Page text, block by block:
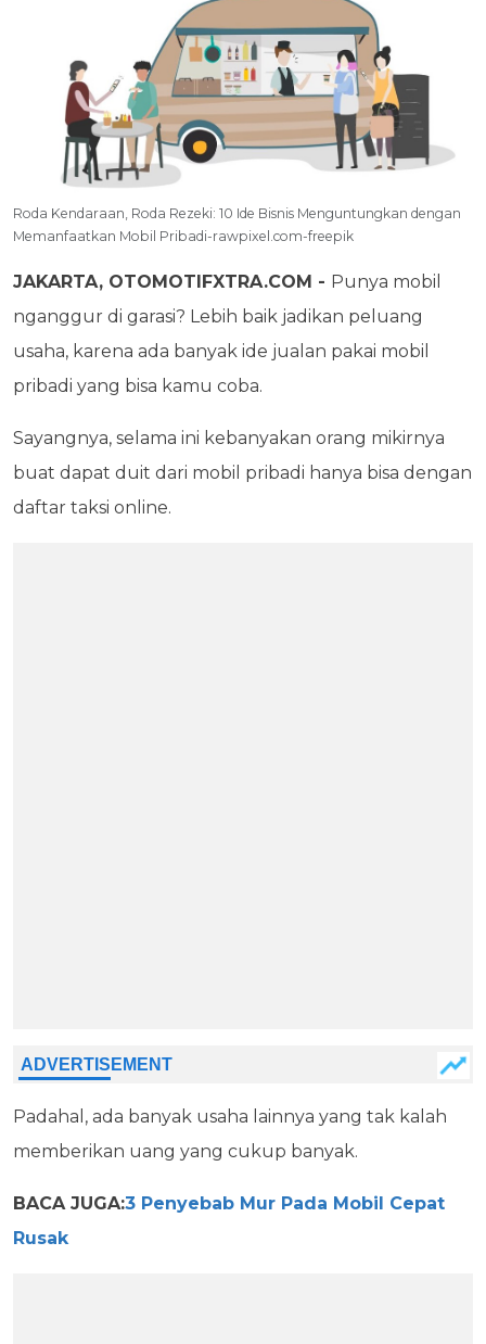
Roda Kendaraan, Roda Rezeki: 10 Ide Bisnis Menguntungkan dengan
Memanfaatkan Mobil Pribadi-rawpixel.com-freepik
JAKARTA, OTOMOTIFXTRA.COM - Punya mobil
nganggur di garasi? Lebih baik jadikan peluang
usaha, karena ada banyak ide jualan pakai mobil
pribadi yang bisa kamu coba.
Sayangnya, selama ini kebanyakan orang mikirnya
buat dapat duit dari mobil pribadi hanya bisa dengan
daftar taksi online.
Padahal, ada banyak usaha lainnya yang tak kalah
memberikan uang yang cukup banyak.
BACA JUGA:3 Penyebab Mur Pada Mobil Cepat
Rusak